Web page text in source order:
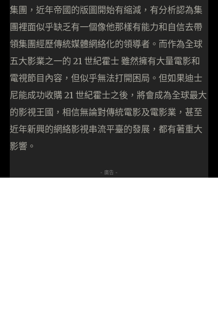
集團，近年帝國的版圖開始有縮減，有分析認為集
團裡面似乎缺乏有一個像他那樣有能力和自信去帶
領集團經歷傳統媒體網絡化的領導者。而作為全球
五大影業之一的 21 世紀霍士 雖然擁有大量電影和
電視節目內容，但似乎無法打開困局。但如果迪士
尼能成功收購 21 世紀霍士之後，將會成為全球最大
的影視王國，相信無論對傳統電影及電影業，甚至
近年新興的網絡影視串流平臺的發展，都有著重大
影響。
- 廣告 -